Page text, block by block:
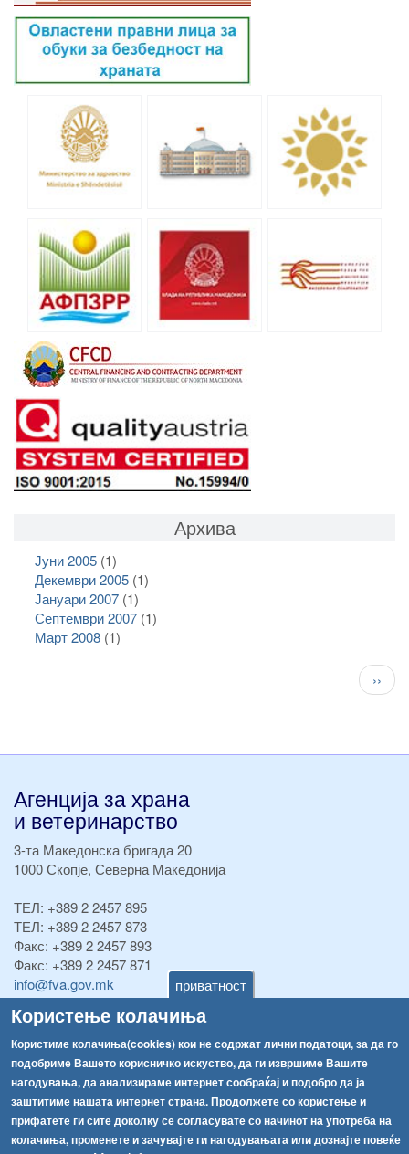
приватност
Користење колачиња
Користиме колачиња(cookies) кои не содржат лични податоци, за да го
подобриме Вашето корисничко искуство, да ги извршиме Вашите
нагодувања, да анализираме интернет сообраќај и подобро да ја
заштитиме нашата интернет страна. Продолжете со користење и
прифатете ги сите доколку се согласувате со начинот на употреба на
колачиња, променете и зачувајте ги нагодувањата или дознајте повеќе
Архива
Јуни 2005(1)
Декември 2005(1)
Јануари 2007(1)
Септември 2007(1)
Март 2008(1)
››
Агенција за храна
и ветеринарство
3-та Македонска бригада 20
1000 Скопје, Северна Македонија
ТЕЛ: +389 2 2457 895
ТЕЛ: +389 2 2457 873
Факс: +389 2 2457 893
Факс: +389 2 2457 871
info@fva.gov.mk
[АХВ-претходна страна]
Соопштенија
Република Бугарија ги засили официјалните контроли при увоз на свежо овошје и зеленчук
Високите температури ризик од труење со храна, опасни се и за животните
Водата во Гостивар може да се користи како техничка, продолжува испораката на флаширана вода
Навигација
Архива
Регистри
Обрасци